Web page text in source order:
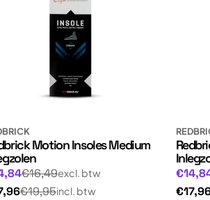
Motion Insoles Medium
€16,49excl. btw
€19,95incl. btw
prijs